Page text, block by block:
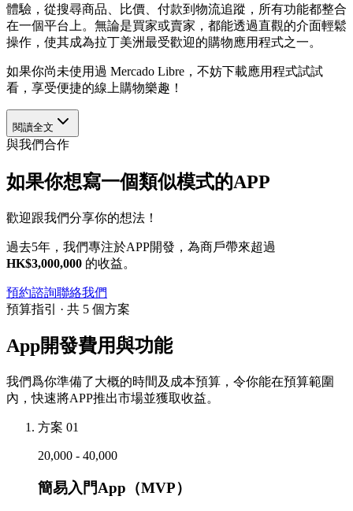
體驗，從搜尋商品、比價、付款到物流追蹤，所有功能都整合
在一個平台上。無論是買家或賣家，都能透過直觀的介面輕鬆
操作，使其成為拉丁美洲最受歡迎的購物應用程式之一。
如果你尚未使用過 Mercado Libre，不妨下載應用程式試試
看，享受便捷的線上購物樂趣！
閱讀全文
與我們合作
如果你想寫一個類似模式的APP
歡迎跟我們分享你的想法！
過去5年，我們專注於APP開發，為商戶帶來超過
HK$3,000,000 的收益。
預約諮詢聯絡我們
預算指引 · 共 5 個方案
App開發費用與功能
我們爲你準備了大概的時間及成本預算，令你能在預算範圍
內，快速將APP推出市場並獲取收益。
方案 01
20,000 - 40,000
簡易入門App（MVP）